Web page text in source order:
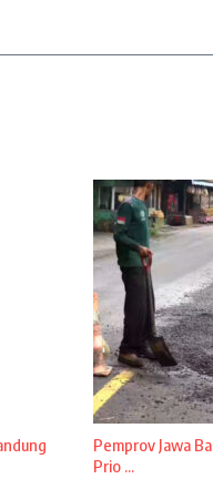
Pemprov Jawa
Prio ...